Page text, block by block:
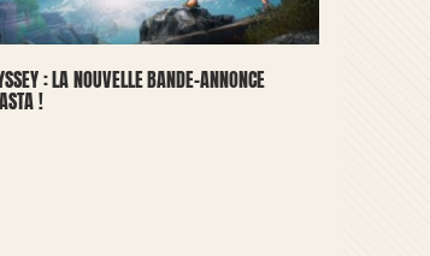
: LA NOUVELLE BANDE-ANNONCE
!